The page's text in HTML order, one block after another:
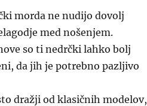
morda ne nudijo dovolj
med nošenjem.
so ti nedrčki lahko bolj
da jih je potrebno pazljivo
dražji od klasičnih modelov,